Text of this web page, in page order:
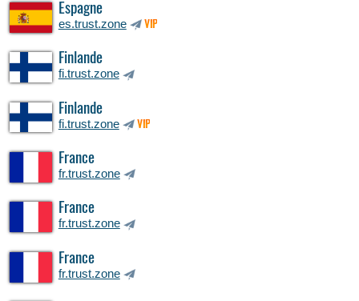
Espagne
es.trust.zone VIP
Finlande
fi.trust.zone
Finlande
fi.trust.zone VIP
France
fr.trust.zone
France
fr.trust.zone
France
fr.trust.zone